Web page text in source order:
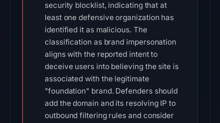
security blocklist, indicating that at
least one defensive organization has
identified it as malicious. The
classification as brand impersonation
aligns with the reported intent to
deceive users into believing the site is
associated with the legitimate
"foundation" brand. Defenders should
add the domain and its resolving IP to
outbound filtering rules and consider